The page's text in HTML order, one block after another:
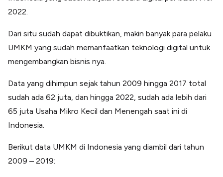
2022.
Dari situ sudah dapat dibuktikan, makin banyak para pelaku
UMKM yang sudah memanfaatkan teknologi digital untuk
mengembangkan bisnis nya.
Data yang dihimpun sejak tahun 2009 hingga 2017 total
sudah ada 62 juta, dan hingga 2022, sudah ada lebih dari
65 juta Usaha Mikro Kecil dan Menengah saat ini di
Indonesia.
Berikut data UMKM di Indonesia yang diambil dari tahun
2009 – 2019: